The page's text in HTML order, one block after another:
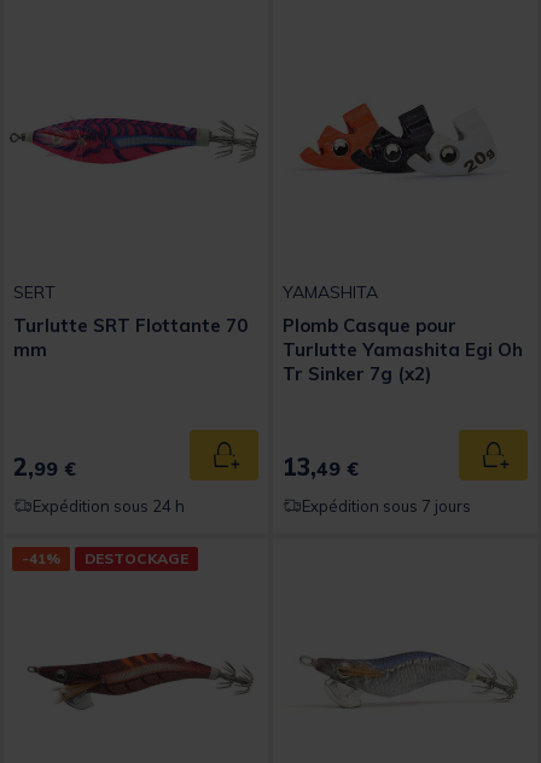
SERT
Turlutte SRT Flottante 70
mm
2,99 € Ajouter au panier
Expédition sous 24 h
YAMASHITA
Plomb Casque pour
Turlutte Yamashita Egi Oh
Tr Sinker 7g (x2)
13,49 €
Expédition sous 7 jours
-41% DESTOCKAGE